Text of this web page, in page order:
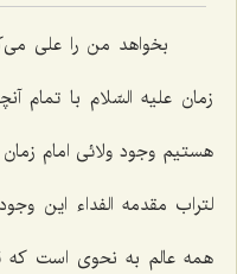
بخواهد من را علی
زمان علیه السّلام با
هستیم وجود ولائی امام
لتراب مقدمه الفداء این
همه عالم به نحوی است كه